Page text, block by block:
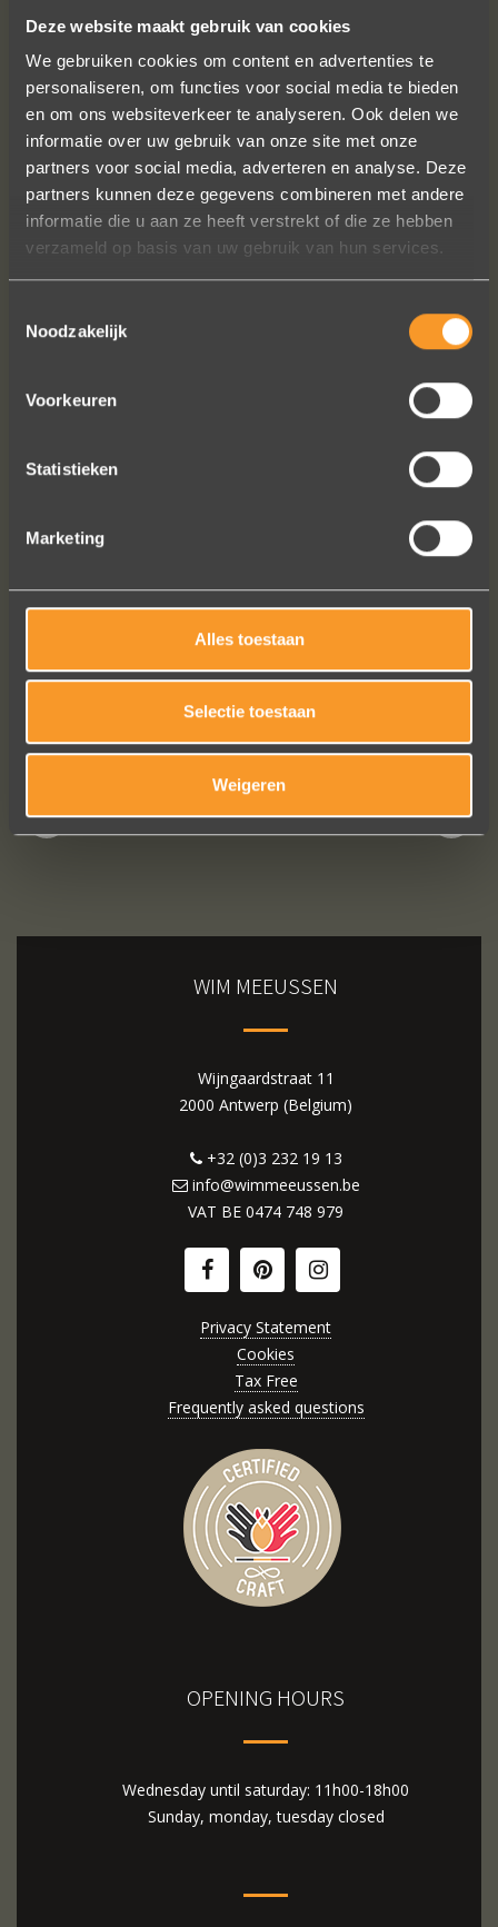
Deze website maakt gebruik van cookies
We gebruiken cookies om content en advertenties te
personaliseren, om functies voor social media te bieden
en om ons websiteverkeer te analyseren. Ook delen we
informatie over uw gebruik van onze site met onze
partners voor social media, adverteren en analyse. Deze
partners kunnen deze gegevens combineren met andere
informatie die u aan ze heeft verstrekt of die ze hebben
verzameld op basis van uw gebruik van hun services.
Noodzakelijk
Voorkeuren
Statistieken
Marketing
Alles toestaan
Selectie toestaan
Weigeren
FOLLOW US ON SOCIAL MEDIA
Bekijk al onze reviews
WIM MEEUSSEN
Wijngaardstraat 11
2000 Antwerp (Belgium)
+32 (0)3 232 19 13
info@wimmeeussen.be
VAT BE 0474 748 979
Privacy Statement
Cookies
Tax Free
Frequently asked questions
OPENING HOURS
Wednesday until saturday: 11h00-18h00
Sunday, monday, tuesday closed